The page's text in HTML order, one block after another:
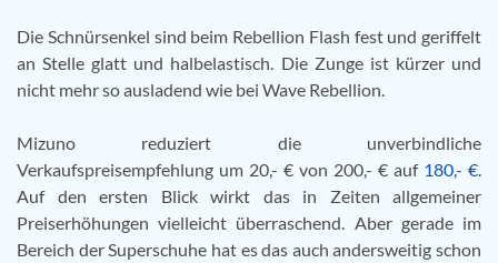
Die Schnürsenkel sind beim Rebellion Flash fest und geriffelt
an Stelle glatt und halbelastisch. Die Zunge ist kürzer und
nicht mehr so ausladend wie bei Wave Rebellion.
Mizuno reduziert die unverbindliche
Verkaufspreisempfehlung um 20,- € von 200,- € auf 180,- €.
Auf den ersten Blick wirkt das in Zeiten allgemeiner
Preiserhöhungen vielleicht überraschend. Aber gerade im
Bereich der Superschuhe hat es das auch andersweitig schon